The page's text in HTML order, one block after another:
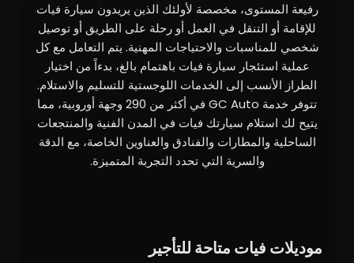
رفيعة المستوى، مخصصة لأولئك الذين يريدون سيارة فيات
للإقامة أو التنقل في العمل أو رحلة على الطريق أو توصيل
شخصي للمناسبات والاحتياجات المهنية. يتم التعامل مع كل
عملية استئجار سيارة فيات باهتمام بالغ، بدءاً من اختيار
الطراز الأنسب إلى الخدمات اللوجستية للتسليم والاستلام.
تتوفر خدمة GC Auto في أكثر من 290 وجهة أوروبية، مما
يتيح لك استلام سيارتك فيات في المدن الفنية والمنتجعات
الساحلية والمطارات والفنادق والعناوين الخاصة، مع الدقة
والسرية التي تحدد التجربة المتميزة.
موديلات فيات متاحة للتأجير